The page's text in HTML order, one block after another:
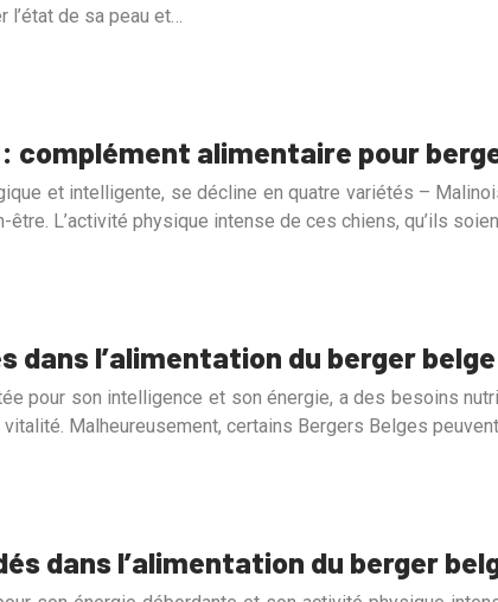
l’état de sa peau et…
complément alimentaire pour
et intelligente, se décline en quatre variétés –
L’activité physique intense de ces chiens, qu’ils
dans l’alimentation du berger belge
pour son intelligence et son énergie, a des besoins
Malheureusement, certains Bergers Belges
dans l’alimentation du berger